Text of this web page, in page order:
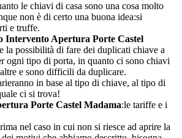
le chiavi di casa sono una cosa molto
non è di certo una buona idea:si
e truffe.
Intervento Apertura Porte Castel
la possibilità di fare dei duplicati chiave a
ogni tipo di porta, in quanto ci sono chiavi
e sono difficili da duplicare.
in base al tipo di chiave, al tipo di
ci si trova!
Porte Castel Madama:le tariffe e i
nel caso in cui non si riesce ad aprire la